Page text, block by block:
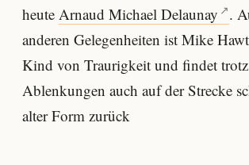
heute Arnaud Michael Delaunay
.
anderen Gelegenheiten ist Mike
Kind von Traurigkeit und findet
Ablenkungen auch auf der Strecke
alter Form zurück